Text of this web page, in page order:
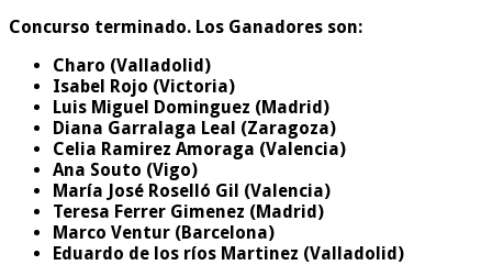
Concurso terminado. Los Ganadores son:
Charo (Valladolid)
Isabel Rojo (Victoria)
Luis Miguel Dominguez (Madrid)
Diana Garralaga Leal (Zaragoza)
Celia Ramirez Amoraga (Valencia)
Ana Souto (Vigo)
María José Roselló Gil (Valencia)
Teresa Ferrer Gimenez (Madrid)
Marco Ventur (Barcelona)
Eduardo de los ríos Martinez (Valladolid)